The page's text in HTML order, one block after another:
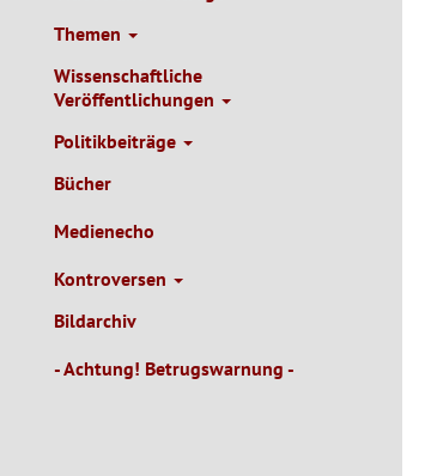
Themen
Wissenschaftliche
Veröffentlichungen
Politikbeiträge
Bücher
Medienecho
Kontroversen
Bildarchiv
- Achtung! Betrugswarnung -